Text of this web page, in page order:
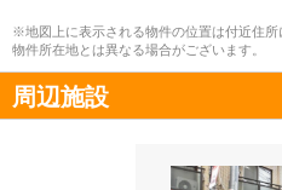
※地図上に表示される物件の位置は付近住
物件所在地とは異なる場合がございます。
周辺施設